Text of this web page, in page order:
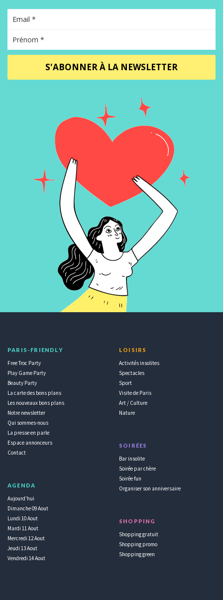
S'ABONNER À LA NEWSLETTER
PARIS-FRIENDLY
Free Troc Party
Play Game Party
Beauty Party
La carte des bons plans
Les nouveaux bons plans
Notre newsletter
Qui sommes-nous
La presse en parle
Espace annonceurs
Contact
AGENDA
Aujourd'hui
Dimanche 09 Aout
Lundi 10 Aout
Mardi 11 Aout
Mercredi 12 Aout
Jeudi 13 Aout
Vendredi 14 Aout
LOISIRS
Activités insolites
Spectacles
Sport
Visite de Paris
Art / Culture
Nature
SOIRÉES
Bar insolite
Soirée par chère
Soirée fun
Organiser son anniversaire
SHOPPING
Shopping gratuit
Shopping promo
Shopping green